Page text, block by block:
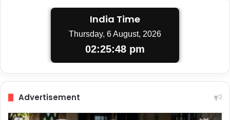
India Time
Thursday, 6 August, 2026
02:25:48 pm
Advertisement